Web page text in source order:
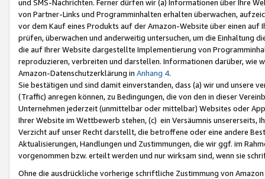
und SMS-Nachrichten. Ferner dürfen wir (a) Informationen über Ihre
von Partner-Links und Programminhalten erhalten überwachen,
vor dem Kauf eines Produkts auf der Amazon-Website über einen
prüfen, überwachen und anderweitig untersuchen, um die Einhaltung
die auf Ihrer Website dargestellte Implementierung von
reproduzieren, verbreiten und darstellen. Informationen darüber, wie
Amazon-Datenschutzerklärung in Anhang 4.
Sie bestätigen und sind damit einverstanden, dass (a) wir und
(Traffic) anregen können, zu Bedingungen, die von den in dieser
Unternehmen jederzeit (unmittelbar oder mittelbar) Websites oder
Ihrer Website im Wettbewerb stehen, (c) ein Versäumnis unsererseits,
Verzicht auf unser Recht darstellt, die betroffene oder eine andere
Aktualisierungen, Handlungen und Zustimmungen, die wir ggf. im
vorgenommen bzw. erteilt werden und nur wirksam sind, wenn sie
Ohne die ausdrückliche vorherige schriftliche Zustimmung von